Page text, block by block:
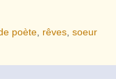
poète rêves ,soeur